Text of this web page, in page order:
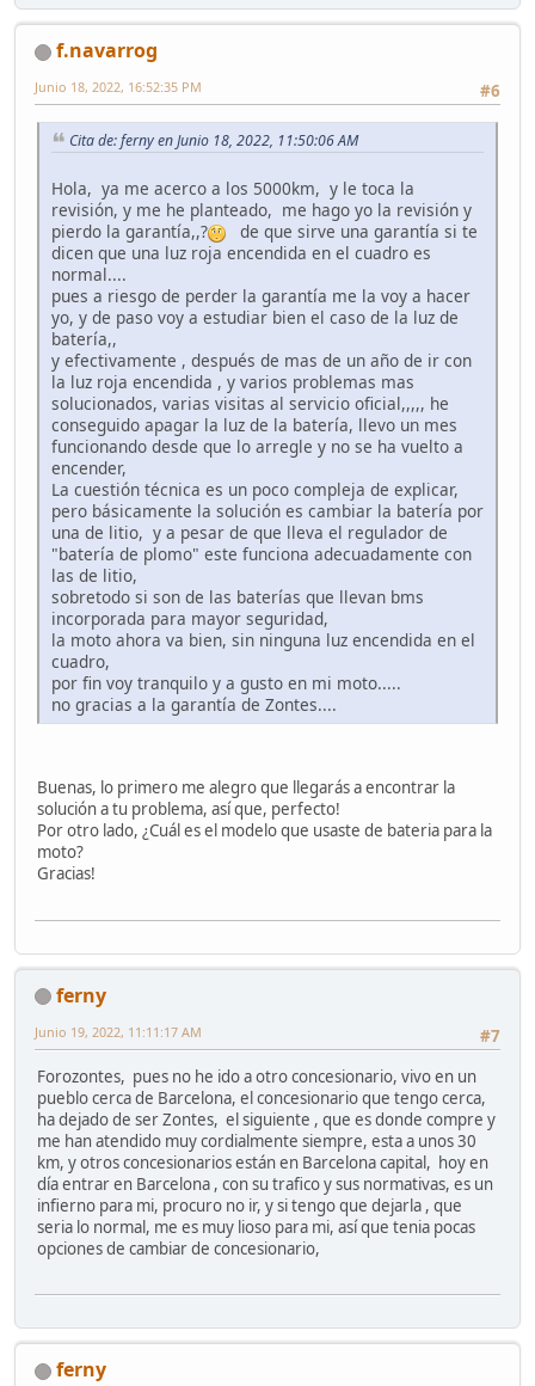
f.navarrog
#6
Junio 18, 2022, 16:52:35 PM
Cita de: ferny en Junio 18, 2022, 11:50:06 AM
Hola, ya me acerco a los 5000km, y le toca la
revisión, y me he planteado, me hago yo la revisión y
pierdo la garantía,,?
de que sirve una garantía si te
dicen que una luz roja encendida en el cuadro es
normal....
pues a riesgo de perder la garantía me la voy a hacer
yo, y de paso voy a estudiar bien el caso de la luz de
batería,,
y efectivamente , después de mas de un año de ir con
la luz roja encendida , y varios problemas mas
solucionados, varias visitas al servicio oficial,,,,, he
conseguido apagar la luz de la batería, llevo un mes
funcionando desde que lo arregle y no se ha vuelto a
encender,
La cuestión técnica es un poco compleja de explicar,
pero básicamente la solución es cambiar la batería por
una de litio, y a pesar de que lleva el regulador de
"batería de plomo" este funciona adecuadamente con
las de litio,
sobretodo si son de las baterías que llevan bms
incorporada para mayor seguridad,
la moto ahora va bien, sin ninguna luz encendida en el
cuadro,
por fin voy tranquilo y a gusto en mi moto.....
no gracias a la garantía de Zontes....
Buenas, lo primero me alegro que llegarás a encontrar la
solución a tu problema, así que, perfecto!
Por otro lado, ¿Cuál es el modelo que usaste de bateria para la
moto?
Gracias!
ferny
#7
Junio 19, 2022, 11:11:17 AM
Forozontes, pues no he ido a otro concesionario, vivo en un
pueblo cerca de Barcelona, el concesionario que tengo cerca,
ha dejado de ser Zontes, el siguiente , que es donde compre y
me han atendido muy cordialmente siempre, esta a unos 30
km, y otros concesionarios están en Barcelona capital, hoy en
día entrar en Barcelona , con su trafico y sus normativas, es un
infierno para mi, procuro no ir, y si tengo que dejarla , que
seria lo normal, me es muy lioso para mi, así que tenia pocas
opciones de cambiar de concesionario,
ferny